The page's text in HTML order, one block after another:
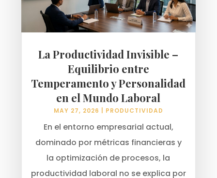
La Productividad Invisible –
Equilibrio entre
Temperamento y Personalidad
en el Mundo Laboral
MAY 27, 2026 PRODUCTIVIDAD
En el entorno empresarial actual,
dominado por métricas financieras y
la optimización de procesos, la
productividad laboral no se explica por